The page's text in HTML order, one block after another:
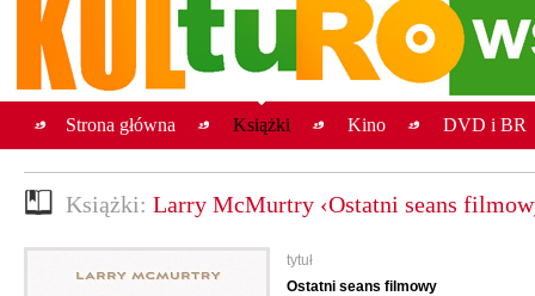
Strona główna Książki Kino DVD i BR
Książki: Larry McMurtry ‹Ostatni seans
tytuł
Ostatni seans filmowy